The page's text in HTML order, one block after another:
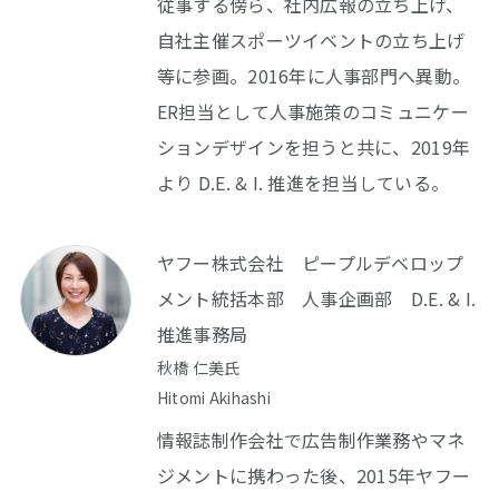
自社主催スポーツイベントの立ち上げ
等に参画。2016年に人事部門へ異動。
ER担当として人事施策のコミュニケー
ションデザインを担うと共に、2019年
より D.E. & I. 推進を担当している。
ヤフー株式会社 ピープルデベロップ
メント統括本部 人事企画部 D.E. & I.
推進事務局
秋橋 仁美氏
Hitomi Akihashi
情報誌制作会社で広告制作業務やマネ
ジメントに携わった後、2015年ヤフー